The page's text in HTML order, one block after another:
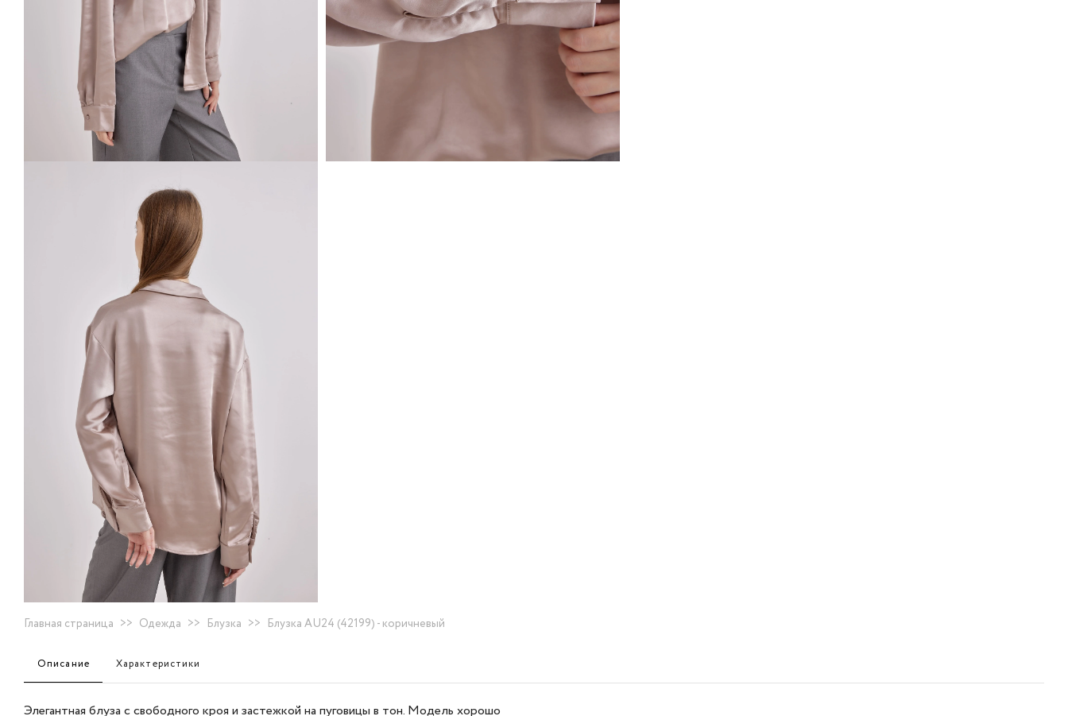
Главная страница >> Одежда >> Блузка >> Блузка AU24 (42199) - коричневый
Описание Характеристики
Элегантная блуза с свободного кроя и застежкой на пуговицы в тон. Модель хорошо